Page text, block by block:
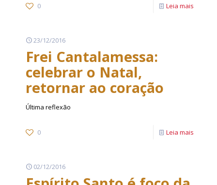
0 Leia mais
23/12/2016
Frei Cantalamessa:
celebrar o Natal,
retornar ao coração
Última reflexão
0 Leia mais
02/12/2016